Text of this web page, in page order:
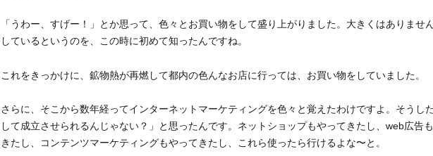
「うわー、すげー！」とか思って、色々とお買い物をして盛り上がりました。大きくはありませ
しているというのを、この時に初めて知ったんですね。
これをきっかけに、鉱物熱が再燃して都内の色んなお店に行っては、お買い物をしていました。
さらに、そこから数年経ってインターネットマーケティングを色々と覚えたわけですよ。そうし
して成立させられるんじゃない？」と思ったんです。ネットショップもやってきたし、web広告
きたし、コンテンツマーケティングもやってきたし、これら使ったら行けるよな〜と。